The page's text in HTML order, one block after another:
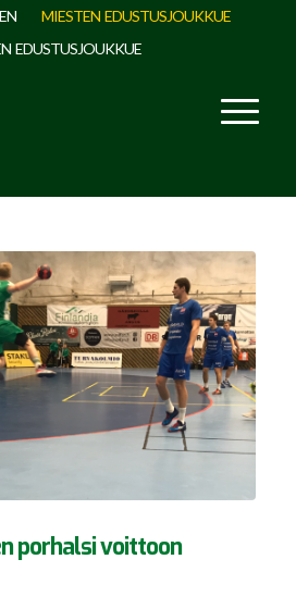
MIESTEN EDUSTUSJOUKKUE
EDUSTUSJOUKKUE
porhalsi voittoon